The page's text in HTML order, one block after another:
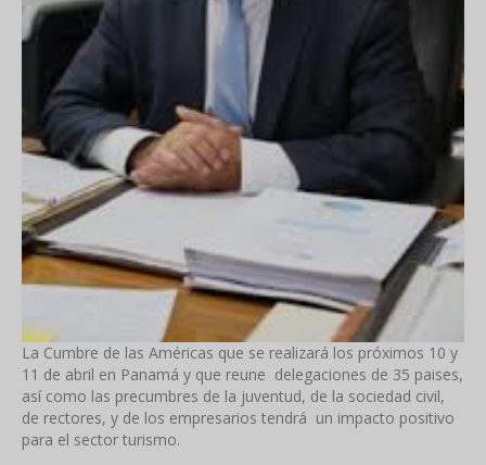
La Cumbre de las Américas que se realizará los próximos 10 y
11 de abril en Panamá y que reune delegaciones de 35 paises,
así como las precumbres de la juventud, de la sociedad civil,
de rectores, y de los empresarios tendrá un impacto positivo
para el sector turismo.